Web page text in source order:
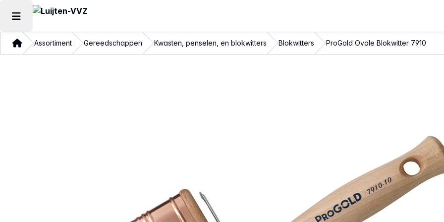
Hoofdmenu openen
ThuisAssortiment Gereedschappen Kwasten, penselen, en blokwitters Blokwitters ProGold Ovale Blokwitter 7910